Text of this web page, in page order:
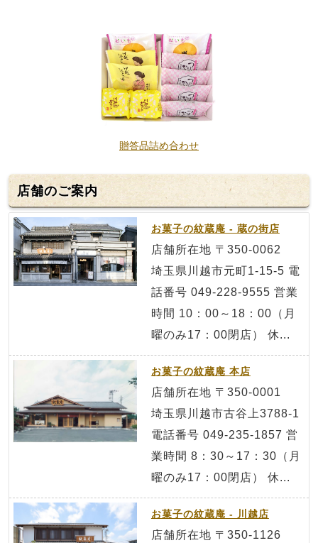
贈答品詰め合わせ
店舗のご案内
お菓子の紋蔵庵 - 蔵の街店
店舗所在地 〒350-0062
埼玉県川越市元町1-15-5 電
話番号 049-228-9555 営業
時間 10：00～18：00（月
曜のみ17：00閉店） 休...
お菓子の紋蔵庵 本店
店舗所在地 〒350-0001
埼玉県川越市古谷上3788-1
電話番号 049-235-1857 営
業時間 8：30～17：30（月
曜のみ17：00閉店） 休...
お菓子の紋蔵庵 - 川越店
店舗所在地 〒350-1126